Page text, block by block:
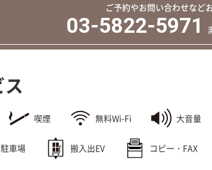
ご予約やお問い合わせなど
03-5822-5971
喫煙 無料Wi-Fi 大音量
駐車場 搬入出EV コピー・FAX